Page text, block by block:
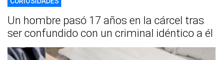
Un hombre pasó 17 años en la cárcel tras
ser confundido con un criminal idéntico a él